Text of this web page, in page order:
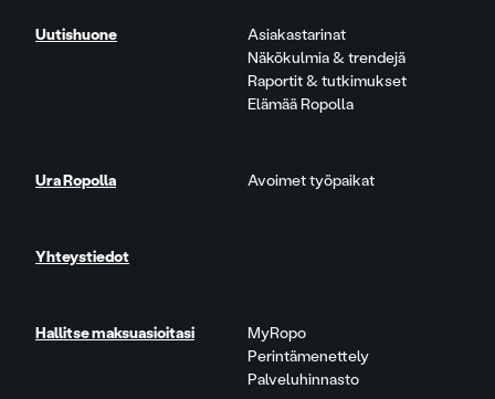
Uutishuone
Asiakastarinat
Näkökulmia & trendejä
Raportit & tutkimukset
Elämää Ropolla
Ura Ropolla Avoimet työpaikat
Yhteystiedot
Hallitse maksuasioitasi
MyRopo
Perintämenettely
Palveluhinnasto